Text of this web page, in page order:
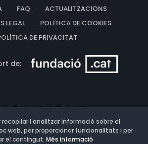
FAQ
ACTUALITZACIONS
LEGAL
POLÍTICA DE COOKIES
DE PRIVACITAT
de:
i analitzar informació sobre el
web, per proporcionar funcionalitats i per
el contingut. Més informació